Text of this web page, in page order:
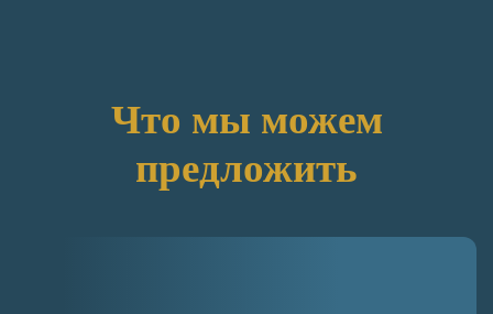
Что мы можем
предложить